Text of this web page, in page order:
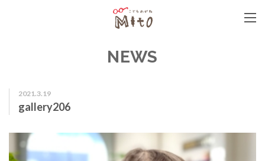
NEWS
2021.3.19
gallery206